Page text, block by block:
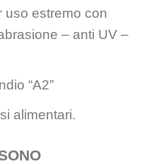
uso estremo con
– anti UV –
“A2”
alimentari.